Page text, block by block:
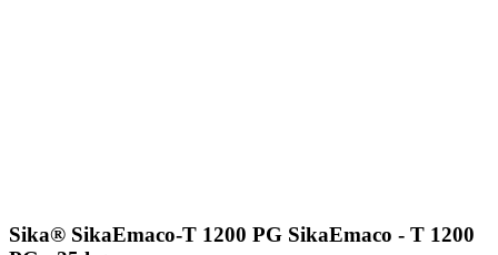
Sika® SikaEmaco-T 1200 PG SikaEmaco - T 1200